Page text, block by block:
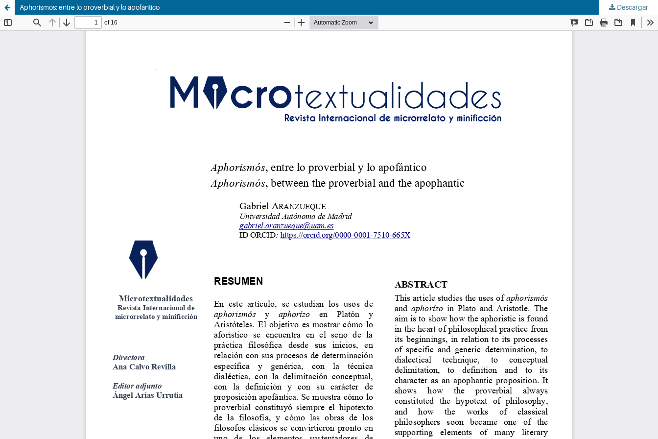
Aphorismós: entre lo proverbial y lo apofántico Descargar